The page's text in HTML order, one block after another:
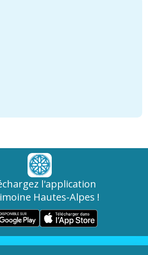
l'application
Hautes-Alpes !